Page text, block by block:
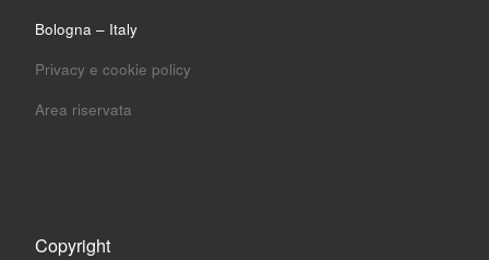
Bologna – Italy
Privacy e cookie policy
Area riservata
Copyright